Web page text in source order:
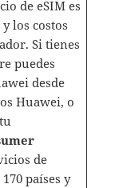
de eSIM es
los costos
Si tienes
puedes
desde
Huawei, o
de
países y